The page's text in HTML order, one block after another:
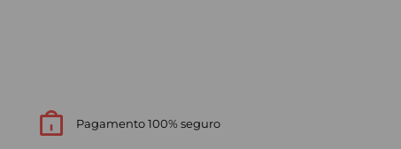
Pagamento 100% seguro